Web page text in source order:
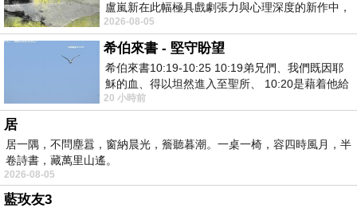
過金陵，夜泊秦淮，細數迷茫清冷的朦朧水
色：「商女不知亡國恨，隔江猶唱後庭花。」全詩
圍繞著一個「怨」字，一股幽憤之情呼之欲出，是
唐人七絕的壓軸之作。
憑弔南朝遺蹟，心生感嘆：「南朝四百八十
寺，多少樓台煙雨中。」語言的凝煉，完美得無可
復加。
盧嵐新在此幅極具戲劇張力與心理深度的新作中，
運用質感豐富的紙材肌理、墨痕與大膽的
2026-08-05
希伯來書 - 堅守盼望
希伯來書10:19-10:25 10:19弟兄們、我們既因耶
穌的血、得以坦然進入至聖所、 10:20是藉着他給
我們開了一條又新又活的路從幔子經過
20 小時前
居
居一隅，不問塵囂，窗納晨光，簷聽暮潮。一桌一椅，容四時風月，半
卷詩書，藏萬里山遙。
2026-08-05
藍玫友3